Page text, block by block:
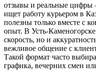
отзывы и реальные цифры
ищет работу курьером в
полезны только вместе с
опыт. В Усть-
скорость, но и
вежливое общение с
Такой формат часто
графика, вечерних смен